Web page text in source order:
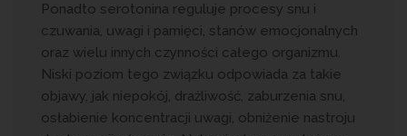
Ponadto serotonina reguluje procesy snu i
czuwania, uwagi i pamięci, stanów emocjonalnych
oraz wielu innych czynności całego organizmu.
Niski poziom tego związku odpowiada za takie
objawy, jak niepokój, drażliwość, zaburzenia snu,
osłabienie koncentracji uwagi, obniżenie nastroju